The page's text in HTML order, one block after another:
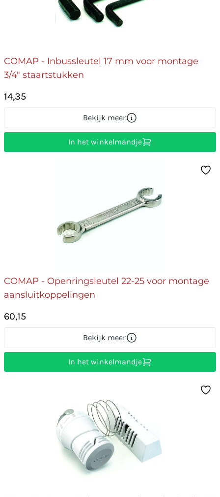
COMAP - Inbussleutel 17 mm voor montage
3/4" staartstukken
14,35
Bekijk meer
In het winkelmandje
COMAP - Openringsleutel 22-25 voor montage
aansluitkoppelingen
60,15
Bekijk meer
In het winkelmandje